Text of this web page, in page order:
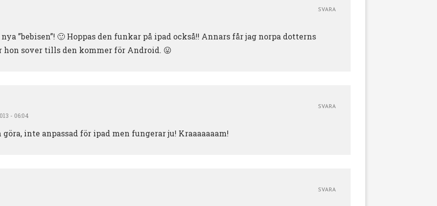
”bebisen”! 🙂 Hoppas den funkar på ipad också!! Annars får jag norpa dotterns
hon sover tills den kommer för Android. 😛
SVARA
- 06:04
göra, inte anpassad för ipad men fungerar ju! Kraaaaaaam!
SVARA
SVARA